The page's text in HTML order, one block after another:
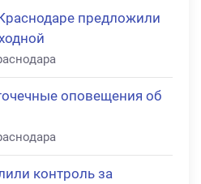
предложили
оповещения об
контроль за